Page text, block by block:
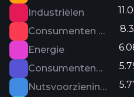
Industriëlen
Consumenten defensief
Energie
Consumentencyclisch
Nutsvoorzieningen